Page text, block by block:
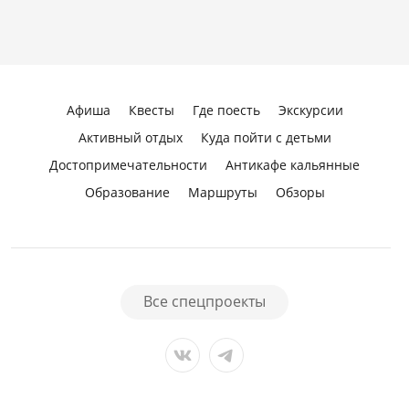
Афиша Квесты Где поесть
Экскурсии
Активный отдых
Куда пойти с детьми
Достопримечательности
Антикафе кальянные
Образование
Маршруты Обзоры
Все спецпроекты